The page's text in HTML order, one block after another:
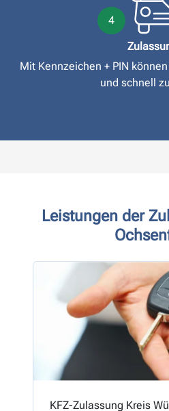
4
Mit Kennzeichen + PIN
und schnell
Leistungen der
KFZ-Zulassung Kreis